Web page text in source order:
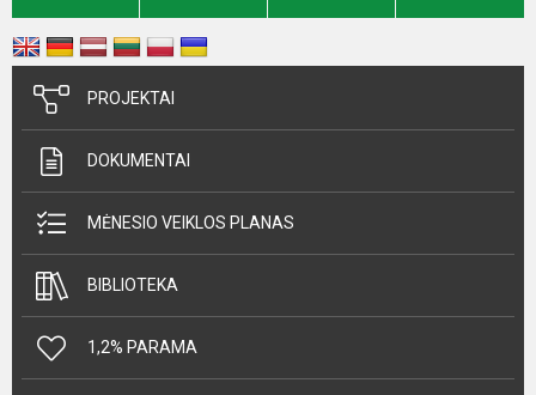
PROJEKTAI
DOKUMENTAI
MĖNESIO VEIKLOS PLANAS
BIBLIOTEKA
1,2% PARAMA